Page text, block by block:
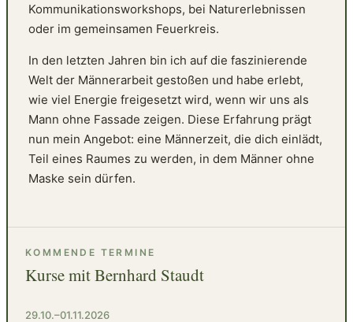
Kommunikationsworkshops, bei Naturerlebnissen
oder im gemeinsamen Feuerkreis.
In den letzten Jahren bin ich auf die faszinierende
Welt der Männerarbeit gestoßen und habe erlebt,
wie viel Energie freigesetzt wird, wenn wir uns als
Mann ohne Fassade zeigen. Diese Erfahrung prägt
nun mein Angebot: eine Männerzeit, die dich einlädt,
Teil eines Raumes zu werden, in dem Männer ohne
Maske sein dürfen.
KOMMENDE TERMINE
Kurse mit Bernhard Staudt
29.10.–01.11.2026